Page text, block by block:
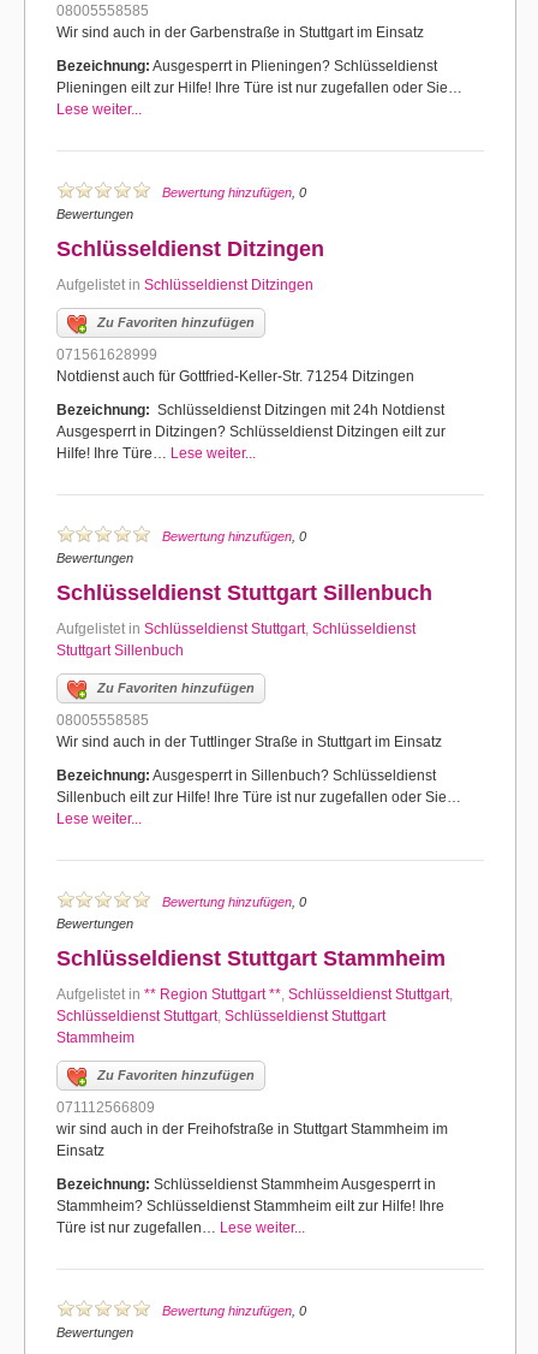
08005558585
Wir sind auch in der Garbenstraße in Stuttgart im Einsatz
Bezeichnung: Ausgesperrt in Plieningen? Schlüsseldienst
Plieningen eilt zur Hilfe! Ihre Türe ist nur zugefallen oder Sie…
Lese weiter...
Bewertung hinzufügen , 0
Bewertungen
Schlüsseldienst Ditzingen
Aufgelistet in Schlüsseldienst Ditzingen
Zu Favoriten hinzufügen
071561628999
Notdienst auch für Gottfried-Keller-Str. 71254 Ditzingen
Bezeichnung: Schlüsseldienst Ditzingen mit 24h Notdienst
Ausgesperrt in Ditzingen? Schlüsseldienst Ditzingen eilt zur
Hilfe! Ihre Türe… Lese weiter...
Bewertung hinzufügen , 0
Bewertungen
Schlüsseldienst Stuttgart Sillenbuch
Aufgelistet in Schlüsseldienst Stuttgart, Schlüsseldienst
Stuttgart Sillenbuch
Zu Favoriten hinzufügen
08005558585
Wir sind auch in der Tuttlinger Straße in Stuttgart im Einsatz
Bezeichnung: Ausgesperrt in Sillenbuch? Schlüsseldienst
Sillenbuch eilt zur Hilfe! Ihre Türe ist nur zugefallen oder Sie…
Lese weiter...
Bewertung hinzufügen , 0
Bewertungen
Schlüsseldienst Stuttgart Stammheim
Aufgelistet in ** Region Stuttgart **, Schlüsseldienst Stuttgart,
Schlüsseldienst Stuttgart, Schlüsseldienst Stuttgart
Stammheim
Zu Favoriten hinzufügen
071112566809
wir sind auch in der Freihofstraße in Stuttgart Stammheim im
Einsatz
Bezeichnung: Schlüsseldienst Stammheim Ausgesperrt in
Stammheim? Schlüsseldienst Stammheim eilt zur Hilfe! Ihre
Türe ist nur zugefallen… Lese weiter...
Bewertung hinzufügen , 0
Bewertungen